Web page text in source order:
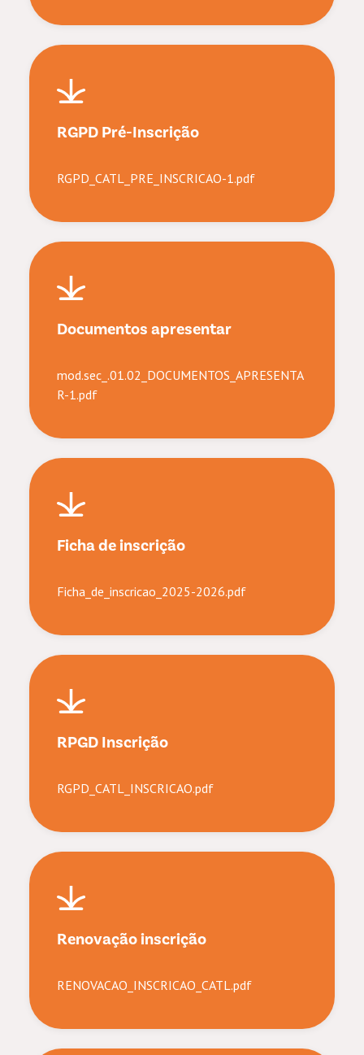
RGPD Pré-Inscrição
RGPD_CATL_PRE_INSCRICAO-1.pdf
Documentos apresentar
mod.sec_.01.02_DOCUMENTOS_APRESENTA
R-1.pdf
Ficha de inscrição
Ficha_de_inscricao_2025-2026.pdf
RPGD Inscrição
RGPD_CATL_INSCRICAO.pdf
Renovação inscrição
RENOVACAO_INSCRICAO_CATL.pdf